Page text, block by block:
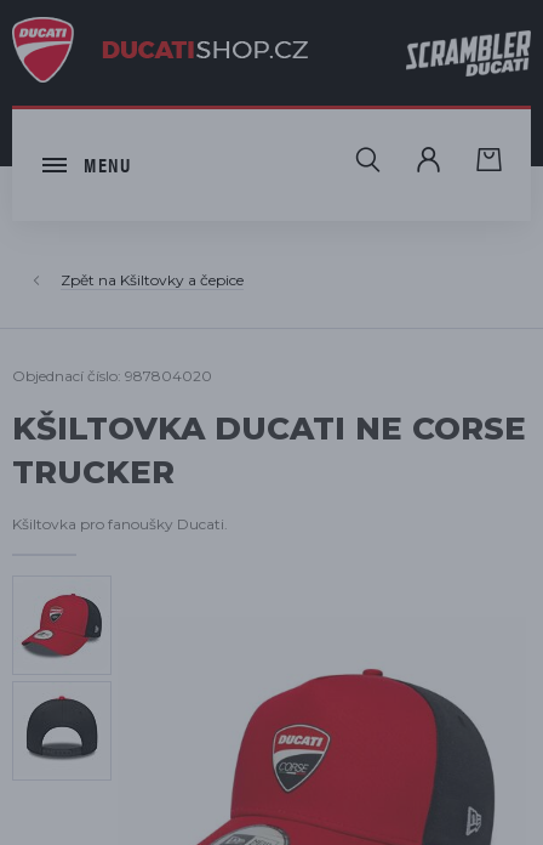
MENU HLEDAT
Kšiltovky a čepice
Objednací číslo: 987804020
KŠILTOVKA DUCATI NE CORSE
TRUCKER
Kšiltovka pro fanoušky Ducati.